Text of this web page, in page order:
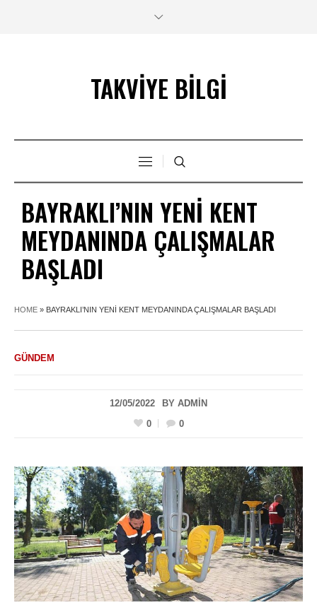
TAKVİYE BİLGİ
BAYRAKLI’NIN YENI KENT
MEYDANINDA ÇALIŞMALAR
BAŞLADI
HOME » BAYRAKLI’NIN YENI KENT MEYDANINDA ÇALIŞMALAR BAŞLADI
GÜNDEM
12/05/2022 BY ADMIN
0
0